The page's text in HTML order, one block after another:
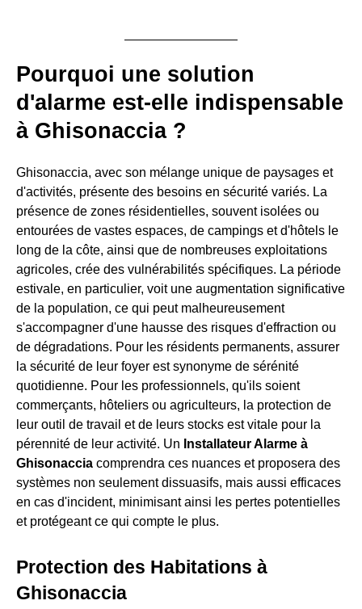
Pourquoi une solution
d'alarme est-elle indispensable
à Ghisonaccia ?
Ghisonaccia, avec son mélange unique de paysages et
d'activités, présente des besoins en sécurité variés. La
présence de zones résidentielles, souvent isolées ou
entourées de vastes espaces, de campings et d'hôtels le
long de la côte, ainsi que de nombreuses exploitations
agricoles, crée des vulnérabilités spécifiques. La période
estivale, en particulier, voit une augmentation significative
de la population, ce qui peut malheureusement
s'accompagner d'une hausse des risques d'effraction ou
de dégradations. Pour les résidents permanents, assurer
la sécurité de leur foyer est synonyme de sérénité
quotidienne. Pour les professionnels, qu'ils soient
commerçants, hôteliers ou agriculteurs, la protection de
leur outil de travail et de leurs stocks est vitale pour la
pérennité de leur activité. Un Installateur Alarme à
Ghisonaccia comprendra ces nuances et proposera des
systèmes non seulement dissuasifs, mais aussi efficaces
en cas d'incident, minimisant ainsi les pertes potentielles
et protégeant ce qui compte le plus.
Protection des Habitations à
Ghisonaccia